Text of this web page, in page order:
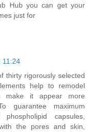
Hub you can get your
just for
11:24
thirty rigorously selected
help to remodel
it appear more
guarantee maximum
capsules,
the pores and skin,